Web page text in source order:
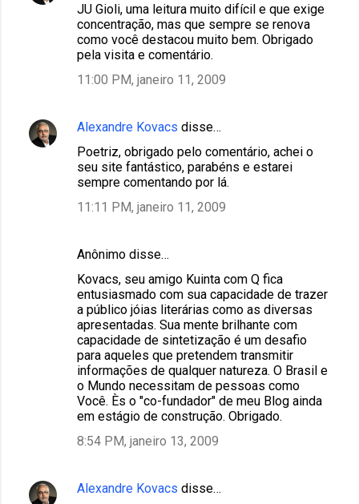
JU Gioli, uma leitura muito difícil e que exige
concentração, mas que sempre se renova
como você destacou muito bem. Obrigado
pela visita e comentário.
11:00 PM, janeiro 11, 2009
Alexandre Kovacs disse…
Poetriz, obrigado pelo comentário, achei o
seu site fantástico, parabéns e estarei
sempre comentando por lá.
11:11 PM, janeiro 11, 2009
Anônimo disse…
Kovacs, seu amigo Kuinta com Q fica
entusiasmado com sua capacidade de trazer
a público jóias literárias como as diversas
apresentadas. Sua mente brilhante com
capacidade de sintetização é um desafio
para aqueles que pretendem transmitir
informações de qualquer natureza. O Brasil e
o Mundo necessitam de pessoas como
Você. Ès o "co-fundador" de meu Blog ainda
em estágio de construção. Obrigado.
8:54 PM, janeiro 13, 2009
Alexandre Kovacs disse…